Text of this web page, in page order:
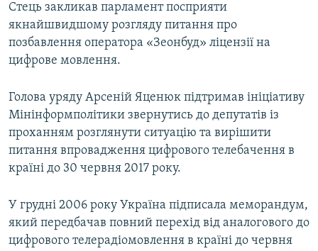
Стець закликав парламент посприяти
якнайшвидшому розгляду питання про
позбавлення оператора «Зеонбуд» ліцензії на
цифрове мовлення.
Голова уряду Арсеній Яценюк підтримав ініціативу
Мінінформполітики звернутись до депутатів із
проханням розглянути ситуацію та вирішити
питання впровадження цифрового телебачення в
країні до 30 червня 2017 року.
У грудні 2006 року Україна підписала меморандум,
який передбачав повний перехід від аналогового до
цифрового телерадіомовлення в країні до червня